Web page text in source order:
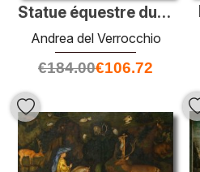
Statue équestre du Condottiere Bartolomeo Colleoni
Andrea del Verrocchio
€184.00€106.72